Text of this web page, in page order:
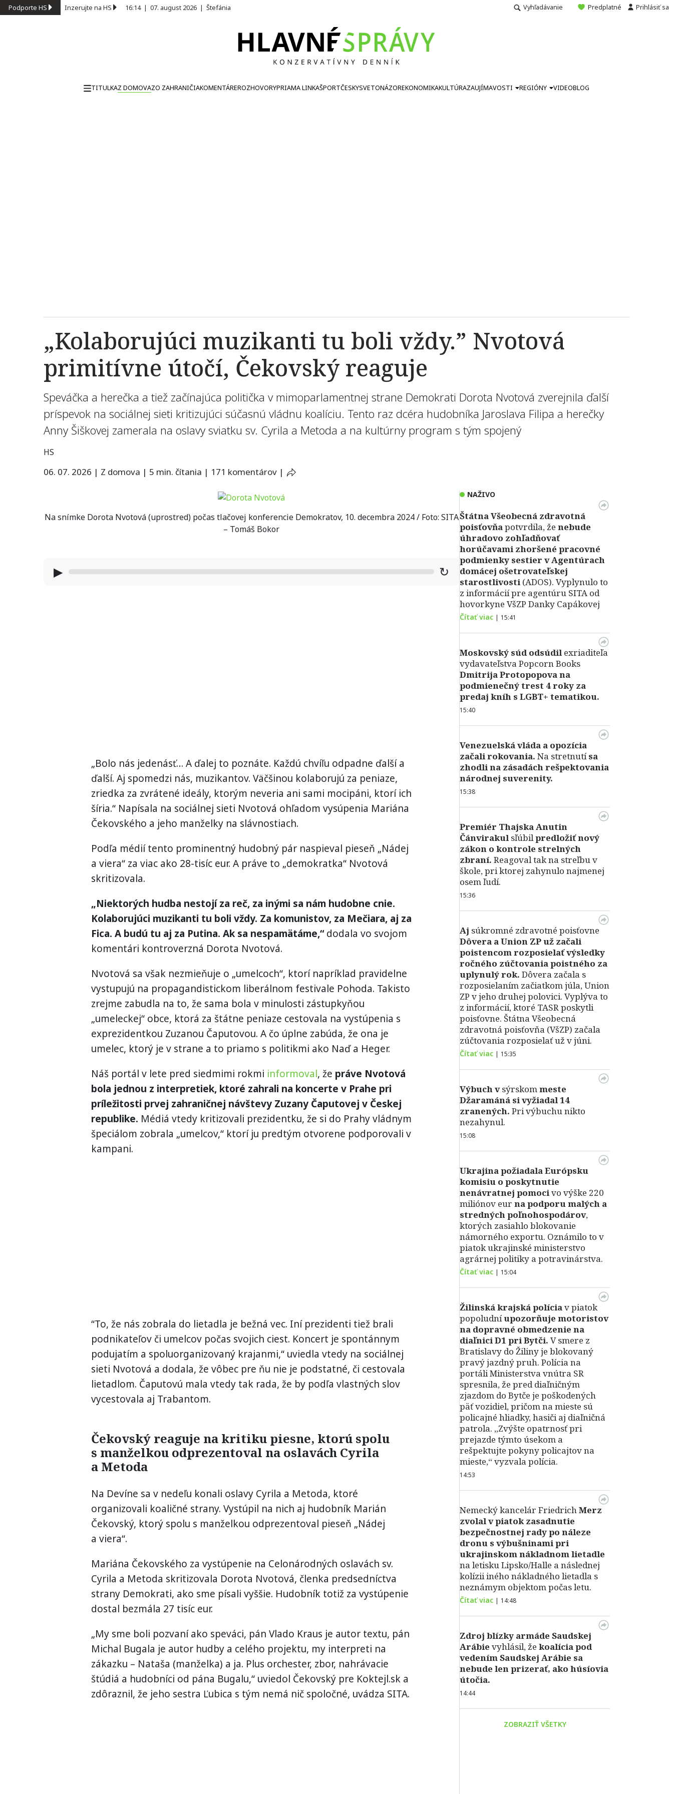
Podporte HS Inzerujte na HS 16:14| 07. august 2026 | Štefánia Vyhľadávanie Predplatné Prihlásiť sa
TITULKAZ DOMOVAZO ZAHRANIČIAKOMENTÁREROZHOVORYPRIAMA LINKAŠPORTČESKYSVETONÁZOREKONOMIKAKULTÚRAZAUJÍMAVOSTI REGIÓNY VIDEOBLOG
„Kolaborujúci muzikanti tu boli vždy.” Nvotová
primitívne útočí, Čekovský reaguje
Speváčka a herečka a tiež začínajúca politička v mimoparlamentnej strane Demokrati Dorota Nvotová zverejnila ďalší
príspevok na sociálnej sieti kritizujúci súčasnú vládnu koalíciu. Tento raz dcéra hudobníka Jaroslava Filipa a herečky
Anny Šiškovej zamerala na oslavy sviatku sv. Cyrila a Metoda a na kultúrny program s tým spojený
HS
06. 07. 2026 | Z domova | 5 min. čítania | 171 komentárov |
Na snímke Dorota Nvotová (uprostred) počas tlačovej konferencie Demokratov, 10. decembra 2024 / Foto: SITA
– Tomáš Bokor
▶ ↻
„Bolo nás jedenásť… A ďalej to poznáte. Každú chvíľu odpadne ďalší a
ďalší. Aj spomedzi nás, muzikantov. Väčšinou kolaborujú za peniaze,
zriedka za zvrátené ideály, ktorým neveria ani sami mocipáni, ktorí ich
šíria.“ Napísala na sociálnej sieti Nvotová ohľadom vysúpenia Mariána
Čekovského a jeho manželky na slávnostiach.
Podľa médií tento prominentný hudobný pár naspieval pieseň „Nádej
a viera“ za viac ako 28-tisíc eur. A práve to „demokratka“ Nvotová
skritizovala.
„Niektorých hudba nestojí za reč, za inými sa nám hudobne cnie.
Kolaborujúci muzikanti tu boli vždy. Za komunistov, za Mečiara, aj za
Fica. A budú tu aj za Putina. Ak sa nespamätáme,“dodala vo svojom
komentári kontroverzná Dorota Nvotová.
Nvotová sa však nezmieňuje o „umelcoch“, ktorí napríklad pravidelne
vystupujú na propagandistickom liberálnom festivale Pohoda. Takisto
zrejme zabudla na to, že sama bola v minulosti zástupkyňou
„umeleckej“ obce, ktorá za štátne peniaze cestovala na vystúpenia s
exprezidentkou Zuzanou Čaputovou. A čo úplne zabúda, že ona je
umelec, ktorý je v strane a to priamo s politikmi ako Naď a Heger.
Náš portál v lete pred siedmimi rokmi informoval, že práve Nvotová
bola jednou z interpretiek, ktoré zahrali na koncerte v Prahe pri
príležitosti prvej zahraničnej návštevy Zuzany Čaputovej v Českej
republike. Médiá vtedy kritizovali prezidentku, že si do Prahy vládnym
špeciálom zobrala „umelcov,“ ktorí ju predtým otvorene podporovali v
kampani.
“To, že nás zobrala do lietadla je bežná vec. Iní prezidenti tiež brali
podnikateľov či umelcov počas svojich ciest. Koncert je spontánnym
podujatím a spoluorganizovaný krajanmi,“ uviedla vtedy na sociálnej
sieti Nvotová a dodala, že vôbec pre ňu nie je podstatné, či cestovala
lietadlom. Čaputovú mala vtedy tak rada, že by podľa vlastných slov
vycestovala aj Trabantom.
Čekovský reaguje na kritiku piesne, ktorú spolu
s manželkou odprezentoval na oslavách Cyrila
a Metoda
Na Devíne sa v nedeľu konali oslavy Cyrila a Metoda, ktoré
organizovali koaličné strany. Vystúpil na nich aj hudobník Marián
Čekovský, ktorý spolu s manželkou odprezentoval pieseň „Nádej
a viera“.
Mariána Čekovského za vystúpenie na Celonárodných oslavách sv.
Cyrila a Metoda skritizovala Dorota Nvotová, členka predsedníctva
strany Demokrati, ako sme písali vyššie. Hudobník totiž za vystúpenie
dostal bezmála 27 tisíc eur.
„My sme boli pozvaní ako speváci, pán Vlado Kraus je autor textu, pán
Michal Bugala je autor hudby a celého projektu, my interpreti na
zákazku – Nataša (manželka) a ja. Plus orchester, zbor, nahrávacie
štúdiá a hudobníci od pána Bugalu,“ uviedol Čekovský pre Koktejl.sk a
zdôraznil, že jeho sestra Ľubica s tým nemá nič spoločné, uvádza SITA.
NAŽIVO
Štátna Všeobecná zdravotná
poisťovňapotvrdila, že nebude
úhradovo zohľadňovať
horúčavami zhoršené pracovné
podmienky sestier v Agentúrach
domácej ošetrovateľskej
starostlivosti (ADOS). Vyplynulo to
z informácií pre agentúru SITA od
hovorkyne VšZP Danky Capákovej
Čítať viac | 15:41
Moskovský súd odsúdil exriaditeľa
vydavateľstva Popcorn Books
Dmitrija Protopopova na
podmienečný trest 4 roky za
predaj kníh s LGBT+ tematikou.
15:40
Venezuelská vláda a opozícia
začali rokovania. Na stretnutísa
zhodli na zásadách rešpektovania
národnej suverenity.
15:38
Premiér Thajska Anutin
Čánvirakul sľúbilpredložiť nový
zákon o kontrole strelných
zbraní. Reagoval tak na streľbu v
škole, pri ktorej zahynulo najmenej
osem ľudí.
15:36
Aj súkromné zdravotné poisťovne
Dôvera a Union ZP už začali
poistencom rozposielať výsledky
ročného zúčtovania poistného za
uplynulý rok. Dôvera začala s
rozposielaním začiatkom júla, Union
ZP v jeho druhej polovici. Vyplýva to
z informácií, ktoré TASR poskytli
poisťovne. Štátna Všeobecná
zdravotná poisťovňa (VšZP) začala
zúčtovania rozposielať už v júni.
Čítať viac | 15:35
Výbuch vsýrskommeste
Džaramáná si vyžiadal 14
zranených. Pri výbuchu nikto
nezahynul.
15:08
Ukrajina požiadala Európsku
komisiu o poskytnutie
nenávratnej pomocivo výške 220
miliónov eur na podporu malých a
stredných poľnohospodárov,
ktorých zasiahlo blokovanie
námorného exportu. Oznámilo to v
piatok ukrajinské ministerstvo
agrárnej politiky a potravinárstva.
Čítať viac | 15:04
Žilinská krajská políciav piatok
popoludníupozorňuje motoristov
na dopravné obmedzenie na
diaľnici D1 pri Bytči. V smere z
Bratislavy do Žiliny je blokovaný
pravý jazdný pruh. Polícia na
portáli Ministerstva vnútra SR
spresnila, že pred diaľničným
zjazdom do Bytče je poškodených
päť vozidiel, pričom na mieste sú
policajné hliadky, hasiči aj diaľničná
patrola. „Zvýšte opatrnosť pri
prejazde týmto úsekom a
rešpektujte pokyny policajtov na
mieste,“ vyzvala polícia.
14:53
Nemecký kancelár FriedrichMerz
zvolal v piatok zasadnutie
bezpečnostnej rady po náleze
dronu s výbušninami pri
ukrajinskom nákladnom lietadle
na letisku Lipsko/Halle a následnej
kolízii iného nákladného lietadla s
neznámym objektom počas letu.
Čítať viac | 14:48
Zdroj blízky armáde Saudskej
Arábie vyhlásil, že koalícia pod
vedením Saudskej Arábie sa
nebude len prizerať, ako húsíovia
útočia.
14:44
ZOBRAZIŤ VŠETKY